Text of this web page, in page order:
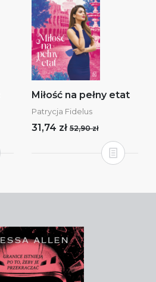
Miłość na pełny etat
Patrycja Fidelus
31,74 zł 52,90 zł